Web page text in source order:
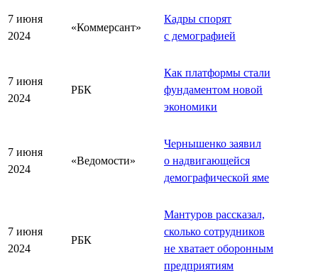
7 июня
2024
«Коммерсант»
Кадры спорят
с демографией
7 июня
2024
РБК
Как платформы стали
фундаментом новой
экономики
7 июня
2024
«Ведомости»
Чернышенко заявил
о надвигающейся
демографической яме
7 июня
2024
РБК
Мантуров рассказал,
сколько сотрудников
не хватает оборонным
предприятиям